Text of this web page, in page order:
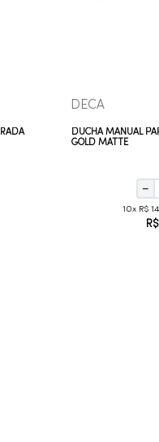
DECA
DUCHA MANUAL
GOLD MATTE
－
10 R$
R$